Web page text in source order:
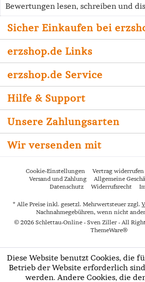
Bewertungen lesen, schreiben und
Sicher Einkaufen bei
erzshop.de Links
erzshop.de Service
Hilfe & Support
Unsere Zahlungsarten
Wir versenden mit
Cookie-Einstellungen Vertrag widerrufen
Versand und Zahlung
Allgemeine
Datenschutz
Widerrufsrecht
* Alle Preise inkl. gesetzl. Mehrwertsteuer zzgl.
Nachnahmegebühren, wenn nicht
© 2026 Schlettau-Online - Sven Ziller - All
ThemeWare®
Diese Website benutzt Cookies, die
Betrieb der Website erforderlich
werden. Andere Cookies, die